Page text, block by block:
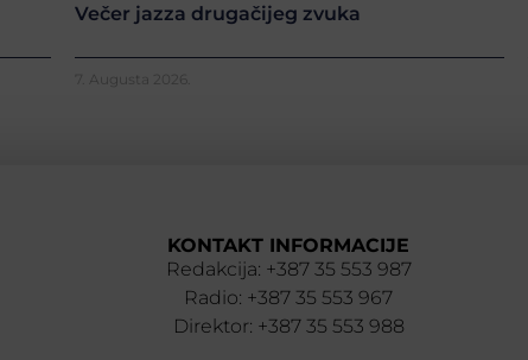
Večer jazza drugačijeg zvuka
7. Augusta 2026.
KONTAKT INFORMACIJE
Redakcija: +387 35 553 987
Radio: +387 35 553 967
Direktor: +387 35 553 988